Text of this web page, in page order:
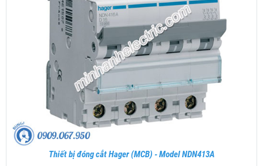
Thiết bị đóng cắt Hager (MCB) - Model NDN413A